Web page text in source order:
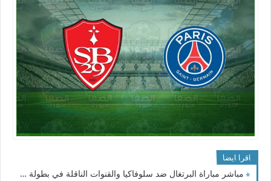
اقرا ايضا
مباشر مباراة البرتغال ضد سلوفاكيا والقنوات الناقلة في بطولة تصفيات كأس الأمم الأوروبية 2024